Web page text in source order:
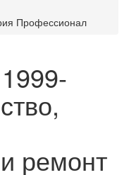
Профессионал
ремонт